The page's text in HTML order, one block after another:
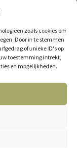
zoals cookies om
Door in te stemmen
of unieke ID's op
toestemming intrekt,
en mogelijkheden.